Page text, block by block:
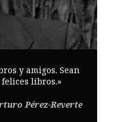
y amigos. Sean
libros.»
Pérez-Reverte